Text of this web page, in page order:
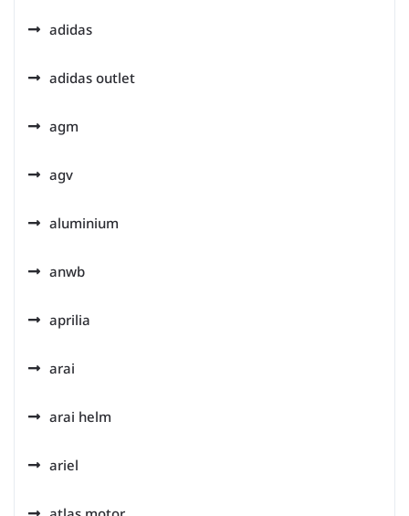
adidas
adidas outlet
agm
agv
aluminium
anwb
aprilia
arai
arai helm
ariel